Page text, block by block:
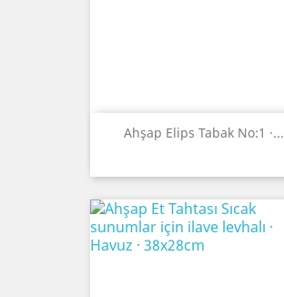
Ahşap Elips Tabak No:1 ·...